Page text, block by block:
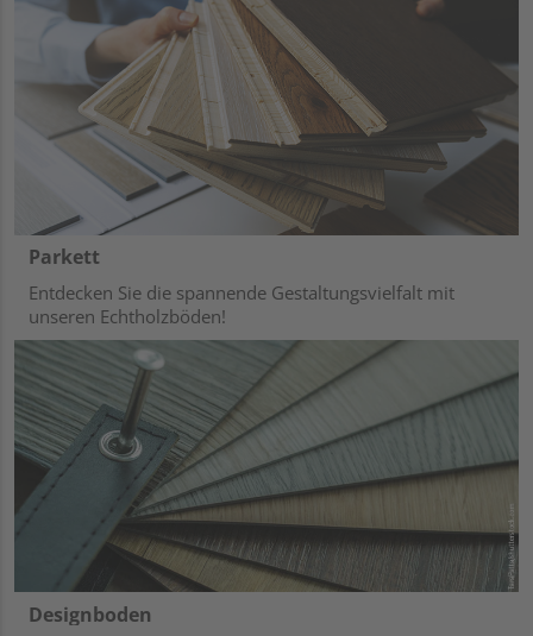
Parkett
Entdecken Sie die spannende Gestaltungsvielfalt mit
unseren Echtholzböden!
Designboden